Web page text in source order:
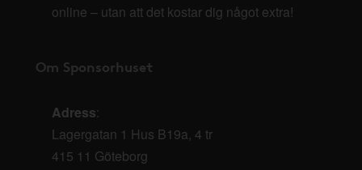
online – utan att det kostar dig något extra!
Om Sponsorhuset
Adress:
Lagergatan 1 Hus B19a, 4 tr
415 11 Göteborg